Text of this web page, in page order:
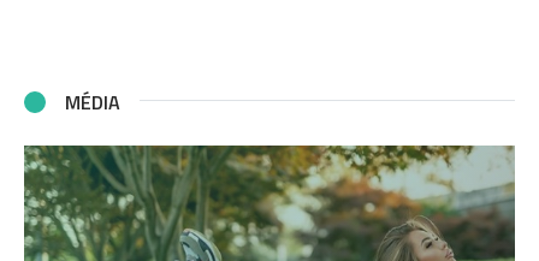
MÉDIA